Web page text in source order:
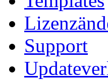
Support